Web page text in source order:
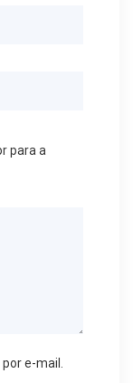
para a
e-mail.